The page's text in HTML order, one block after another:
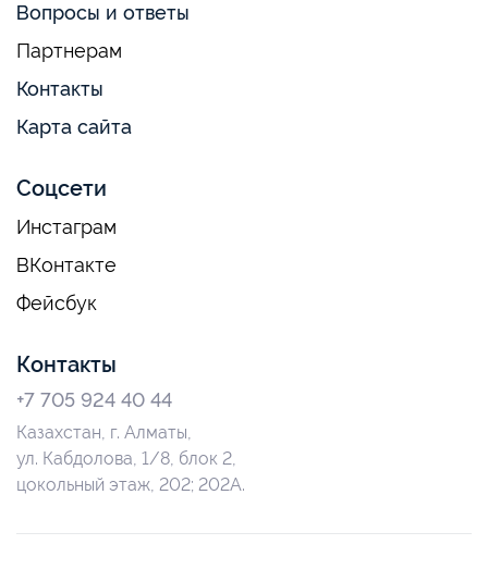
Вопросы и ответы
Партнерам
Контакты
Карта сайта
Соцсети
Инстаграм
ВКонтакте
Фейсбук
Контакты
+7 705 924 40 44
Казахстан, г. Алматы,
ул. Кабдолова, 1/8, блок 2,
цокольный этаж, 202; 202А.